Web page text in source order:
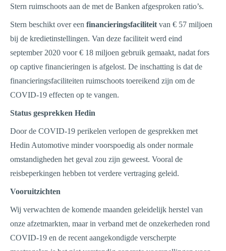
Stern ruimschoots aan de met de Banken afgesproken ratio’s.
Stern beschikt over een financieringsfaciliteit van € 57 miljoen
bij de kredietinstellingen. Van deze faciliteit werd eind
september 2020 voor € 18 miljoen gebruik gemaakt, nadat fors
op captive financieringen is afgelost. De inschatting is dat de
financieringsfaciliteiten ruimschoots toereikend zijn om de
COVID-19 effecten op te vangen.
Status gesprekken Hedin
Door de COVID-19 perikelen verlopen de gesprekken met
Hedin Automotive minder voorspoedig als onder normale
omstandigheden het geval zou zijn geweest. Vooral de
reisbeperkingen hebben tot verdere vertraging geleid.
Vooruitzichten
Wij verwachten de komende maanden geleidelijk herstel van
onze afzetmarkten, maar in verband met de onzekerheden rond
COVID-19 en de recent aangekondigde verscherpte